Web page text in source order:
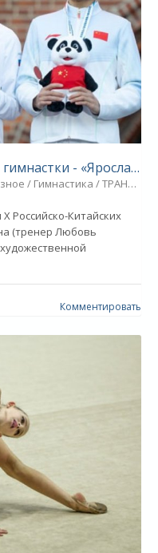
Медали ярославской гимнастки - «Ярославский спорт»
/ ТРАНСФЕРЫ / Плавание / Видео новости / Спорт
Российско-Китайских
(тренер Любовь
Комментировать